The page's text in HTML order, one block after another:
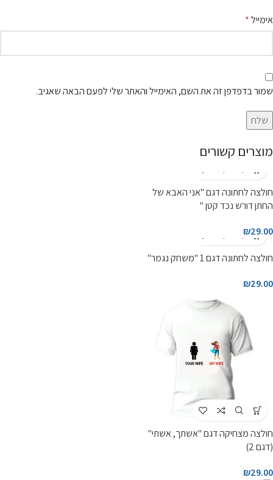
אימייל*
שמור בדפדפן זה את השם, האימייל והאתר שלי לפעם הבאה שאגיב.
מוצרים קשורים
חולצה לחתונה דגם "אני האבא של
החתן דורש נכד קטן "
₪29.00
חולצה לחתונה דגם 1 "משחק נגמר"
₪29.00
חולצה מצחיקה דגם "אשתך, אשתי"
(דגם 2)
₪29.00